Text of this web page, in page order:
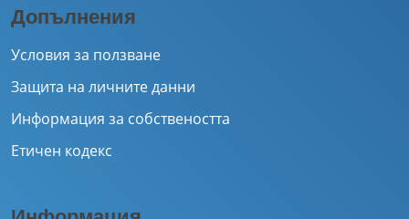
Допълнения
Условия за ползване
Защита на личните данни
Информация за собствеността
Етичен кодекс